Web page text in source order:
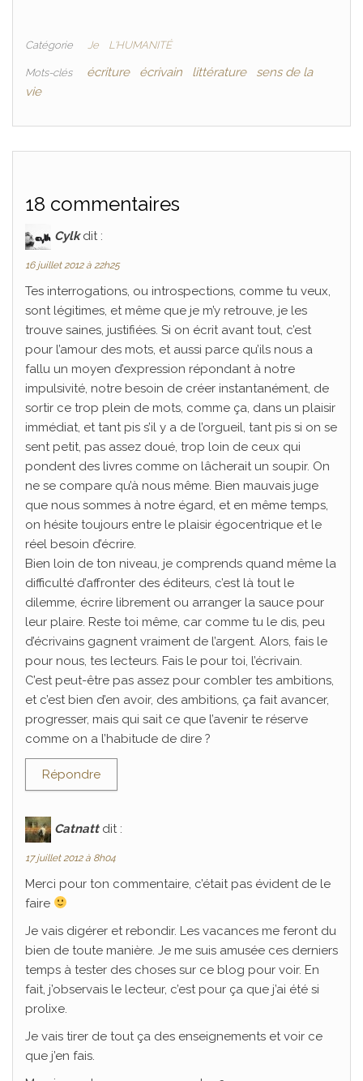
Catégorie Je L'HUMANITÉ
Mots-clés écriture écrivain littérature
sens de la
vie
18 commentaires
Cylk dit :
16 juillet 2012 à 22h25
Tes interrogations, ou introspections, comme tu veux,
sont légitimes, et même que je m’y retrouve, je les
trouve saines, justifiées. Si on écrit avant tout, c’est
pour l’amour des mots, et aussi parce qu’ils nous a
fallu un moyen d’expression répondant à notre
impulsivité, notre besoin de créer instantanément, de
sortir ce trop plein de mots, comme ça, dans un plaisir
immédiat, et tant pis s’il y a de l’orgueil, tant pis si on se
sent petit, pas assez doué, trop loin de ceux qui
pondent des livres comme on lâcherait un soupir. On
ne se compare qu’à nous même. Bien mauvais juge
que nous sommes à notre égard, et en même temps,
on hésite toujours entre le plaisir égocentrique et le
réel besoin d’écrire.
Bien loin de ton niveau, je comprends quand même la
difficulté d’affronter des éditeurs, c’est là tout le
dilemme, écrire librement ou arranger la sauce pour
leur plaire. Reste toi même, car comme tu le dis, peu
d’écrivains gagnent vraiment de l’argent. Alors, fais le
pour nous, tes lecteurs. Fais le pour toi, l’écrivain.
C’est peut-être pas assez pour combler tes ambitions,
et c’est bien d’en avoir, des ambitions, ça fait avancer,
progresser, mais qui sait ce que l’avenir te réserve
comme on a l’habitude de dire ?
Répondre
Catnatt dit :
17 juillet 2012 à 8h04
Merci pour ton commentaire, c’était pas évident de le
faire
Je vais digérer et rebondir. Les vacances me feront du
bien de toute manière. Je me suis amusée ces derniers
temps à tester des choses sur ce blog pour voir. En
fait, j’observais le lecteur, c’est pour ça que j’ai été si
prolixe.
Je vais tirer de tout ça des enseignements et voir ce
que j’en fais.